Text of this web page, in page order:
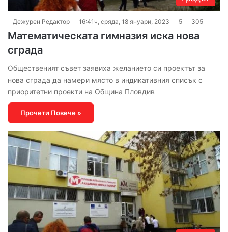
Дежурен Редактор 16:41ч, сряда, 18 януари, 2023 5 305
Математическата гимназия иска нова
сграда
Общественият съвет заявиха желанието си проектът за
нова сграда да намери място в индикативния списък с
приоритетни проекти на Община Пловдив
Прочети Повече »